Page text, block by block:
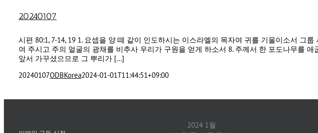
20240107
시편 80:1, 7-14, 19 1. 요셉을 양 떼 같이 인도하시는 이스라엘의 목자여 귀를 기울이소서 그
여 주시고 주의 얼굴의 광채를 비추사 우리가 구원을 얻게 하소서 8. 주께서 한 포도나무를
앞서 가꾸셨으므로 그 뿌리가 [...]
20240107ODBKorea2024-01-01T11:44:51+09:00
2024 1월